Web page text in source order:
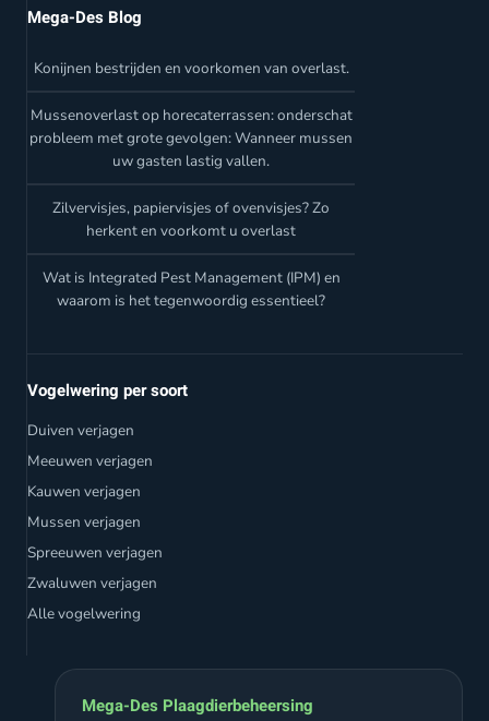
Mega-Des Blog
Konijnen bestrijden en voorkomen van overlast.
Mussenoverlast op horecaterrassen: onderschat
probleem met grote gevolgen: Wanneer mussen
uw gasten lastig vallen.
Zilvervisjes, papiervisjes of ovenvisjes? Zo
herkent en voorkomt u overlast
Wat is Integrated Pest Management (IPM) en
waarom is het tegenwoordig essentieel?
Vogelwering per soort
Duiven verjagen
Meeuwen verjagen
Kauwen verjagen
Mussen verjagen
Spreeuwen verjagen
Zwaluwen verjagen
Alle vogelwering
Mega-Des Plaagdierbeheersing